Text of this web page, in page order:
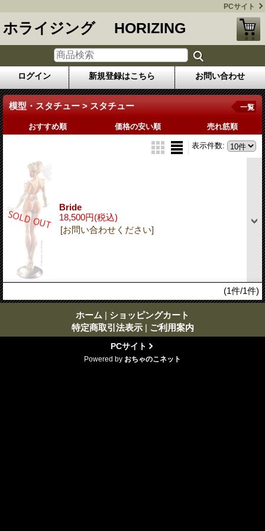
PCサイト
ホライジング HORIZING
ログイン 新規登録はこちら お問い合わせ
模型・スタチュー > スタチュー 一覧
おすすめ順 価格の安い順 売れ筋順
表示件数:
Bride
18,500円(税込)
[お問い合わせください]
(1件/1件)
ホーム | ショッピングカート
特定商取引法表示 | ご利用案内
PCサイト
Powered by おちゃのこネット